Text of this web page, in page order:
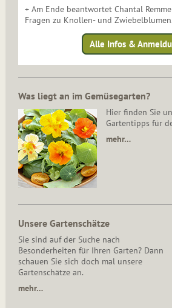
+ Am Ende beantwortet Chantal
Fragen zu Knollen- und
Alle Infos &
Was liegt an im Gemüsegarten?
Hier finden Sie
Gartentipps für
mehr…
Unsere Gartenschätze
Sie sind auf der Suche nach
Besonderheiten für Ihren Garten? Dann
schauen Sie sich doch mal unsere
Gartenschätze an.
mehr…